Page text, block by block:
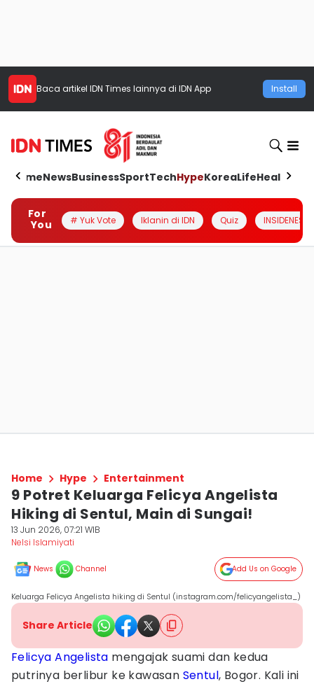
Baca artikel IDN Times lainnya di IDN App Install
HomeNewsBusinessSportTechHypeKoreaLifeHealth
For
You
# Yuk Vote Iklanin di IDN Quiz INSIDENESIA
Home Hype Entertainment
9 Potret Keluarga Felicya Angelista
Hiking di Sentul, Main di Sungai!
13 Jun 2026, 07:21 WIB
Nelsi Islamiyati
News Channel Add Us on Google
Keluarga Felicya Angelista hiking di Sentul (instagram.com/felicyangelista_)
Share Article
Felicya Angelista mengajak suami dan kedua
putrinya berlibur ke kawasan Sentul, Bogor. Kali ini